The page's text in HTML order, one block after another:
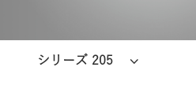
シリーズ 205